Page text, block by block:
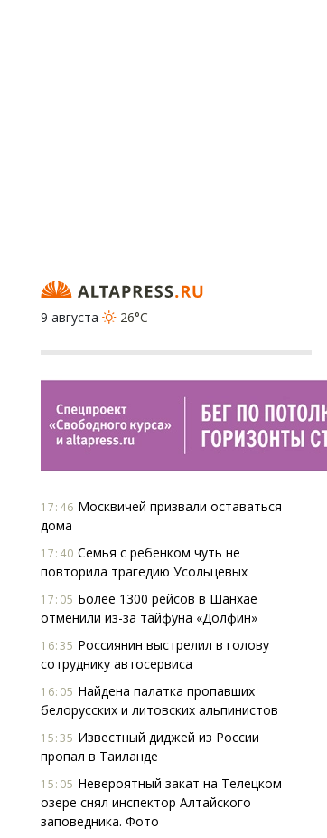
9 августа
26°C
17:46 Москвичей призвали оставаться
дома
17:40 Семья с ребенком чуть не
повторила трагедию Усольцевых
17:05 Более 1300 рейсов в Шанхае
отменили из-за тайфуна «Долфин»
16:35 Россиянин выстрелил в голову
сотруднику автосервиса
16:05 Найдена палатка пропавших
белорусских и литовских альпинистов
15:35 Известный диджей из России
пропал в Таиланде
15:05 Невероятный закат на Телецком
озере снял инспектор Алтайского
заповедника. Фото